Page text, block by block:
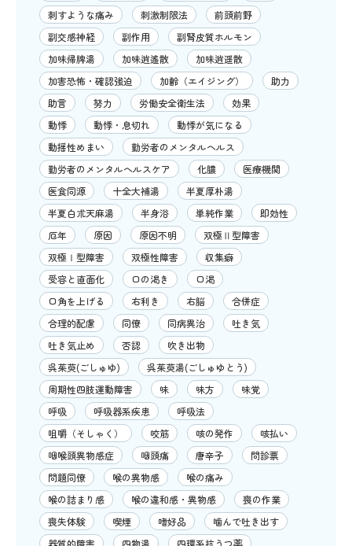
刺すような痛み
刺激制限法
前頭前野
副交感神経
副作用
副腎皮質ホルモン
加味帰脾湯
加味逍遙散
加味逍遥散
加害恐怖・確認強迫
加齢（エイジング）
助力
助言
努力 労働安全衛生法
効果
動悸
動悸・息切れ
動悸が気になる
動揺性めまい
勤労者のメンタルヘルス
勤労者のメンタルヘルスケア
化膿
医療機関
医食同源
十全大補湯
半夏厚朴湯
半夏白朮天麻湯
半身浴 単純作業
即効性
厄年
原因 原因不明
双極Ⅱ型障害
双極Ⅰ型障害
双極性障害
収集癖
受容と直面化
口の渇き
口渇
口角を上げる
右利き 右脳
合併症
合理的配慮
同僚 同病異治
吐き気
吐き気止め
否認
吹き出物
呉茱萸(ごしゅゆ)
呉茱萸湯(ごしゅゆとう)
周期性四肢運動障害
味 味方
味覚
呼吸
呼吸器系疾患
呼吸法
咀嚼（そしゃく）
咬筋 咳の発作
咳払い
咽喉頭異物感症
咽頭痛 唐辛子
問診票
問題同僚
喉の異物感
喉の痛み
喉の詰まり感
喉の違和感・異物感
喪の作業
喪失体験
喫煙 嗜好品
噛んで吐き出す
器質的障害
四物湯 四環系抗うつ薬